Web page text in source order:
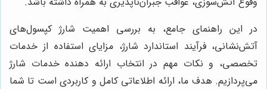
در این راهنمای جامع، به بررسی اهمیت شارژ کپسول‌های
آتش‌نشانی، فرآیند استاندارد شارژ، مزایای استفاده از خدمات
تخصصی، و نکات مهم در انتخاب ارائه دهنده خدمات شارژ
می‌پردازیم. هدف ما، ارائه اطلاعاتی کامل و کاربردی است تا شما